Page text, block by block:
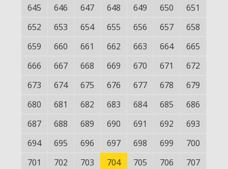
645
646 647 648 649 650
651
652
653 654 655 656 657
658
659
660 661 662 663 664
665
666
667 668 669 670 671
672
673
674 675 676 677 678
679
680
681 682 683 684 685
686
687
688 689 690 691 692
693
694
695 696 697 698 699
700
701
702 703 704 705 706
707